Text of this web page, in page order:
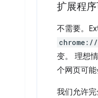
扩展程
不需要。
chrome://
变。 理想
个网页可
我们允许完